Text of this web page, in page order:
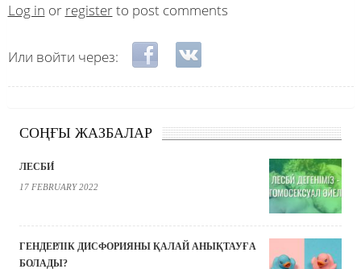
Log in or registerto post comments
Или войти через: Login with Facebook
Login with VKontakte
СОҢҒЫ ЖАЗБАЛАР
ЛЕСБИ́
17 FEBRUARY 2022
ГЕНДЕРЛІК ДИСФОРИЯНЫ ҚАЛАЙ АНЫҚТАУҒА
БОЛАДЫ?